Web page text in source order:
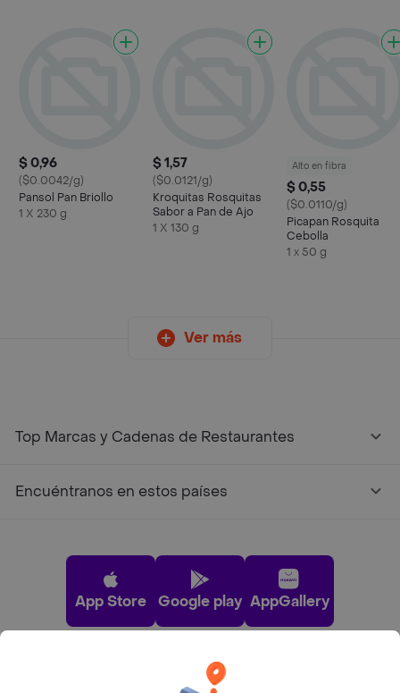
$ 0,96
($0.0042/g)
Pansol Pan Briollo
1 X 230 g
$ 1,57
($0.0121/g)
Kroquitas Rosquitas
Sabor a Pan de Ajo
1 X 130 g
Alto en fibra
$ 0,55
($0.0110/g)
Picapan Rosquita
Cebolla
1 x 50 g
Ver más
Top Marcas y Cadenas de Restaurantes
Encuéntranos en estos países
App Store Google play AppGallery
Pide tu comida favorita cerca de ti